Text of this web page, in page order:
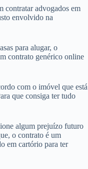
contratar advogados em
envolvido na
para alugar, o
contrato genérico online
com o imóvel que está
que consiga ter tudo
algum prejuízo futuro
o contrato é um
em cartório para ter